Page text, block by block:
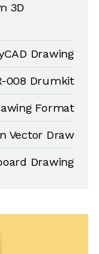
3D
Drawing
008 Drumkit
Format
Vector Draw
Drawing